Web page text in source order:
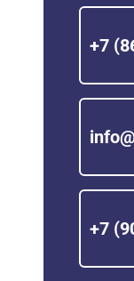
+7
+7